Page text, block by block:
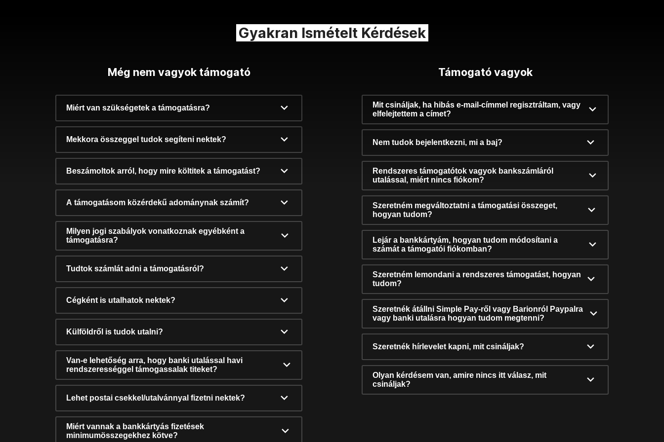
Gyakran Ismételt Kérdések
Még nem vagyok támogató
Miért van szükségetek a támogatásra?
Mekkora összeggel tudok segíteni nektek?
Beszámoltok arról, hogy mire költitek a támogatást?
A támogatásom közérdekű adománynak számít?
Milyen jogi szabályok vonatkoznak egyébként a
támogatásra?
Tudtok számlát adni a támogatásról?
Cégként is utalhatok nektek?
Külföldről is tudok utalni?
Van-e lehetőség arra, hogy banki utalással havi
rendszerességgel támogassalak titeket?
Lehet postai csekkel/utalvánnyal fizetni nektek?
Miért vannak a bankkártyás fizetések
minimumösszegekhez kötve?
Támogató vagyok
Mit csináljak, ha hibás e-mail-címmel regisztráltam, vagy
elfelejtettem a címet?
Nem tudok bejelentkezni, mi a baj?
Rendszeres támogatótok vagyok bankszámláról
utalással, miért nincs fiókom?
Szeretném megváltoztatni a támogatási összeget,
hogyan tudom?
Lejár a bankkártyám, hogyan tudom módosítani a
számát a támogatói fiókomban?
Szeretném lemondani a rendszeres támogatást, hogyan
tudom?
Szeretnék átállni Simple Pay-ről vagy Barionról Paypalra
vagy banki utalásra hogyan tudom megtenni?
Szeretnék hírlevelet kapni, mit csináljak?
Olyan kérdésem van, amire nincs itt válasz, mit
csináljak?